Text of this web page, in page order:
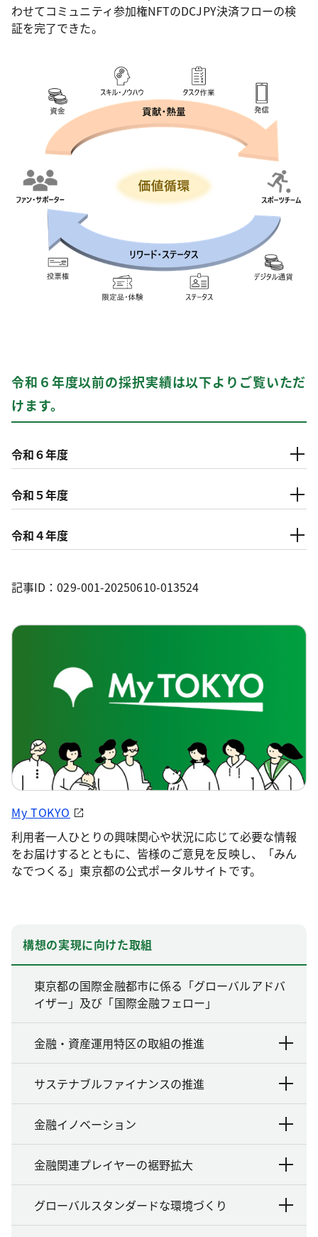
わせてコミュニティ参加権NFTのDCJPY決済フローの検
証を完了できた。
令和６年度以前の採択実績は以下よりご覧いただ
けます。
令和６年度
令和５年度
令和４年度
記事ID：029-001-20250610-013524
My TOKYO
利用者一人ひとりの興味関心や状況に応じて必要な情報
をお届けするとともに、皆様のご意見を反映し、「みん
なでつくる」東京都の公式ポータルサイトです。
構想の実現に向けた取組
東京都の国際金融都市に係る「グローバルアドバ
イザー」及び「国際金融フェロー」
金融・資産運用特区の取組の推進
サステナブルファイナンスの推進
金融イノベーション
金融関連プレイヤーの裾野拡大
グローバルスタンダードな環境づくり